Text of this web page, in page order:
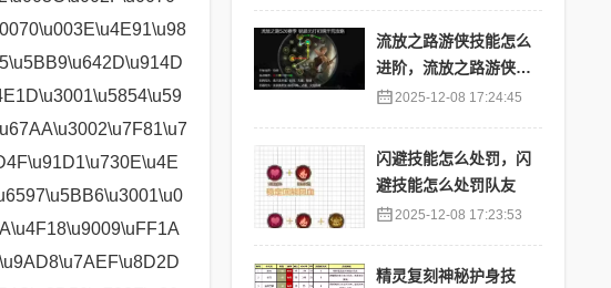
流放之路游侠技能怎么
进阶，流放之路游侠技
能怎么进阶的
2025-12-08 17:24:45
闪避技能怎么处罚，闪
避技能怎么处罚队友
2025-12-08 17:23:53
精灵复刻神秘护身技